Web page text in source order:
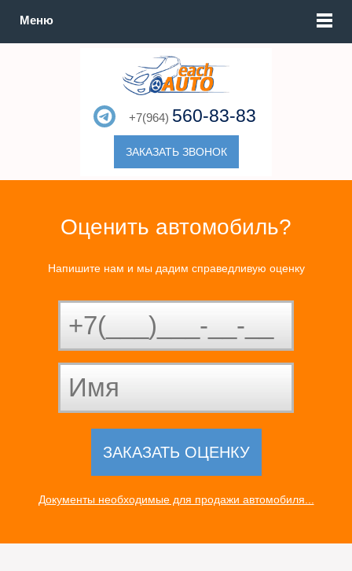
+7(964) 560-83-83
ЗАКАЗАТЬ ЗВОНОК
Меню
Оценить автомобиль?
Напишите нам и мы дадим справедливую оценку
Документы необходимые для продажи автомобиля...